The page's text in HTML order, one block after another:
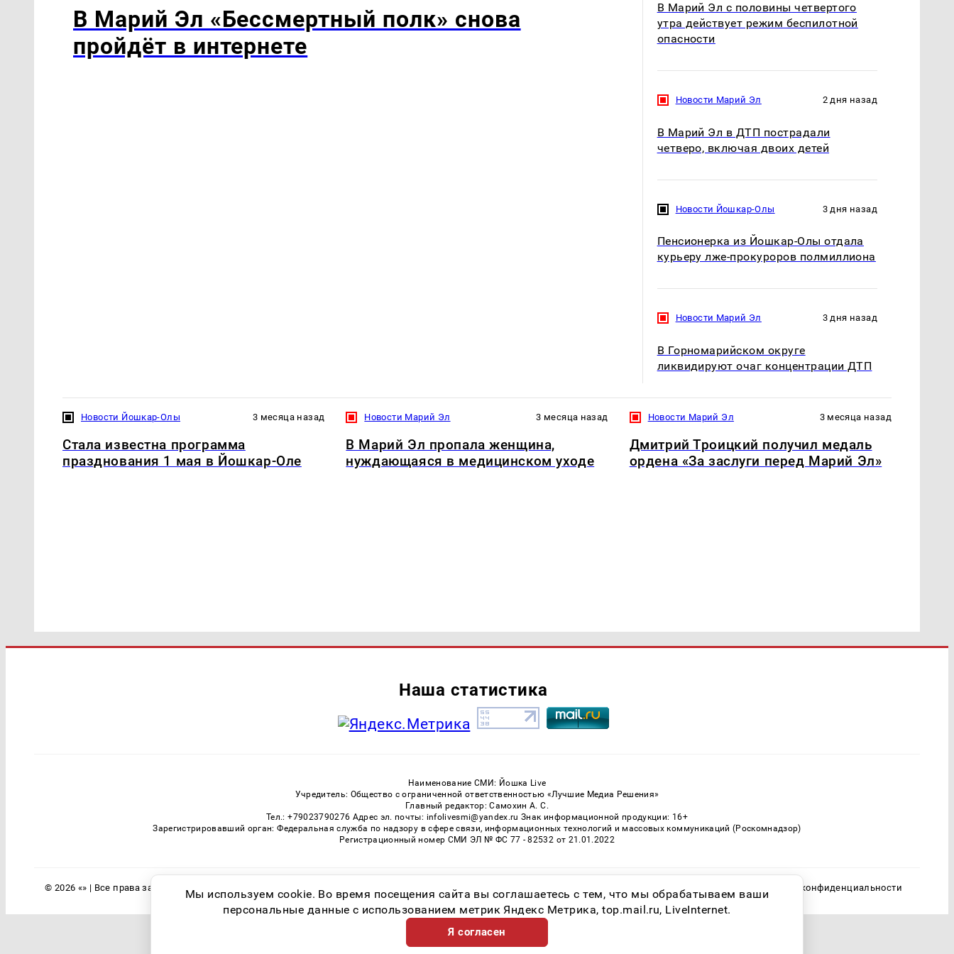
В Марий Эл «Бессмертный полк» снова
пройдёт в интернете
В Марий Эл с половины четвертого
утра действует режим беспилотной
опасности
Новости Марий Эл 2 дня назад
В Марий Эл в ДТП пострадали
четверо, включая двоих детей
Новости Йошкар-Олы 3 дня назад
Пенсионерка из Йошкар-Олы отдала
курьеру лже-прокуроров полмиллиона
Новости Марий Эл 3 дня назад
В Горномарийском округе
ликвидируют очаг концентрации ДТП
Новости Йошкар-Олы 3 месяца назад
Стала известна программа
празднования 1 мая в Йошкар-Оле
Новости Марий Эл 3 месяца назад
В Марий Эл пропала женщина,
нуждающаяся в медицинском уходе
Новости Марий Эл 3 месяца назад
Дмитрий Троицкий получил медаль
ордена «За заслуги перед Марий Эл»
Наша статистика
Наименование СМИ: Йошка Live
Учредитель: Общество с ограниченной ответственностью «Лучшие Медиа Решения»
Главный редактор: Самохин А. С.
Тел.: +79023790276 Адрес эл. почты: infolivesmi@yandex.ru Знак информационной продукции: 16+
Зарегистрировавший орган: Федеральная служба по надзору в сфере связи, информационных технологий и массовых коммуникаций (Роскомнадзор)
Регистрационный номер СМИ ЭЛ № ФС 77 - 82532 от 21.01.2022
© 2026 «» | Все права защищены Возрастная категория сайта 16+ Политика конфиденциальности
Мы используем cookie. Во время посещения сайта вы соглашаетесь с тем, что мы обрабатываем ваши
персональные данные с использованием метрик Яндекс Метрика, top.mail.ru, LiveInternet.
Я согласен